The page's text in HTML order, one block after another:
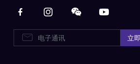
Main navigation
电子通讯 立